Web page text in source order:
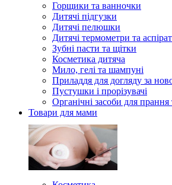
Горщики та ванночки
Дитячі підгузки
Дитячі пелюшки
Дитячі термометри та
Зубні пасти та щітки
Косметика дитяча
Мило, гелі та шампуні
Приладдя для догляду за
Пустушки і прорізувачі
Органічні засоби для
Товари для мами